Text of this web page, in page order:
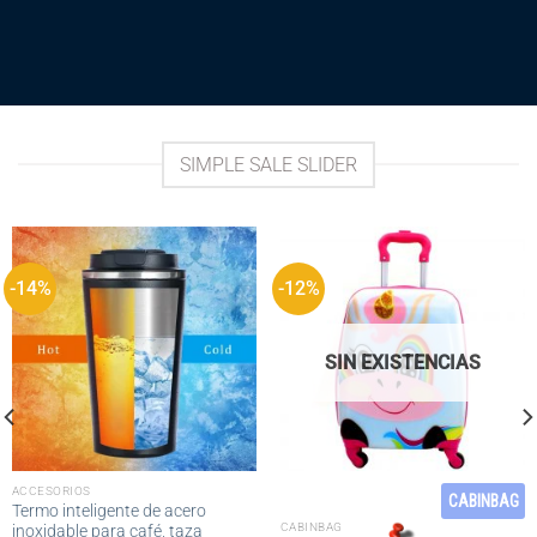
SIMPLE SALE SLIDER
-14%
ACCESORIOS
Termo inteligente de acero
inoxidable para café, taza
-12%
SIN EXISTENCIAS
CABINBAG
CABINBAG